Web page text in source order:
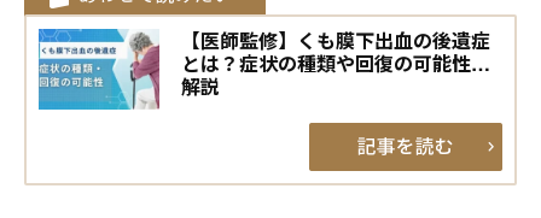
【医師監修】くも膜下出血の後遺症
とは？症状の種類や回復の可能性を
解説